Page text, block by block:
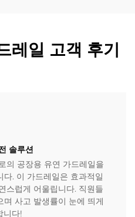
레일 고객 후기
솔루션
의 공장용 유연 가드레일을
. 이 가드레일은 효과적일
스럽게 어울립니다. 직원들
사고 발생률이 눈에 띄게
니다!